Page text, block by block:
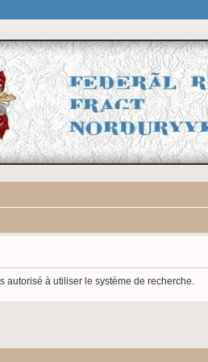
autorisé à utiliser le système de recherche.